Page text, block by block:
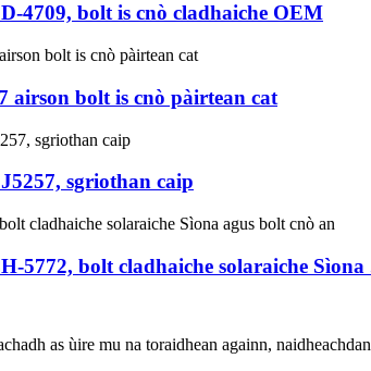
4709, bolt is cnò cladhaiche OEM
airson bolt is cnò pàirtean cat
sgriothan caip
5772, bolt cladhaiche solaraiche Sìona
as ùire mu na toraidhean againn,